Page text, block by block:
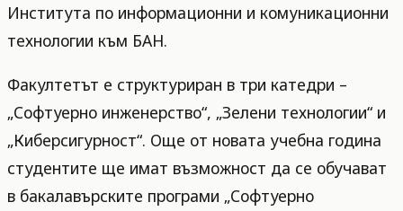
Института по информационни и комуникационни
технологии към БАН.
Факултетът е структуриран в три катедри –
„Софтуерно инженерство“, „Зелени технологии“ и
„Киберсигурност“. Още от новата учебна година
студентите ще имат възможност да се обучават
в бакалавърските програми „Софтуерно